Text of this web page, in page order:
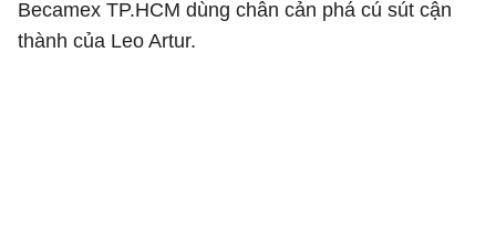
Becamex TP.HCM dùng chân cản phá cú sút cận
thành của Leo Artur.